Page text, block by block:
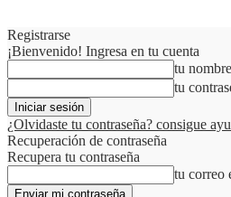
Registrarse
¡Bienvenido! Ingresa en tu cuenta
tu
tu
¿Olvidaste tu contraseña? consigue
Recuperación de contraseña
Recupera tu contraseña
tu correo